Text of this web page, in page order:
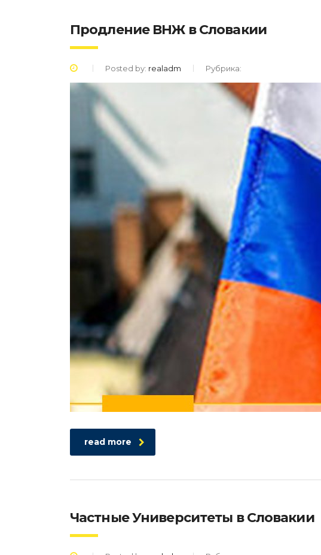
Продление ВНЖ в Словакии
Posted by: realadm Рубрика:
read more
Частные Университеты в Словакии